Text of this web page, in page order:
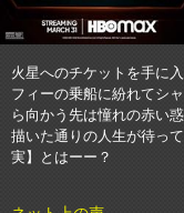
火星へのチケットを手に
フィーの乗船に紛れてシ
ら向かう先は憧れの赤い
描いた通りの人生が待っ
実】とはーー？